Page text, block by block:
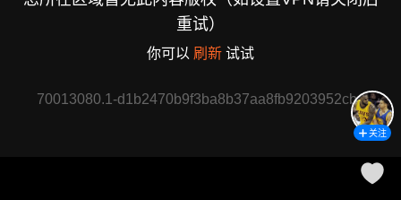
重试）
你可以 刷新 试试
70013080.1-d1b2470b9f3ba8b37aa8fb9203952cbe
关注